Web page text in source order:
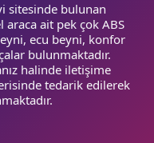
sitesinde bulunan
ait pek çok ABS
ecu beyni, konfor
bulunmaktadır.
halinde iletişime
tedarik edilerek